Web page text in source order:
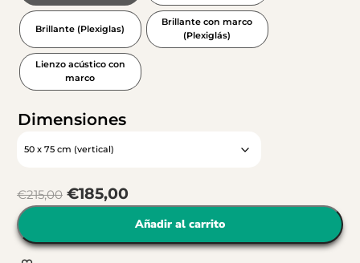
Brillante (Plexiglas)
Brillante con marco
(Plexiglás)
Lienzo acústico con
marco
Dimensiones
€215,00 €185,00
Añadir al carrito